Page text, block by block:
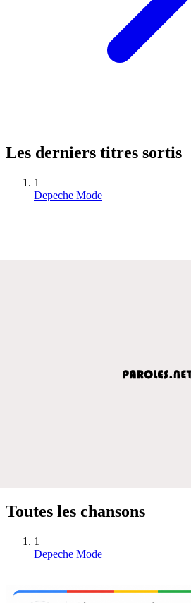
Les derniers titres sortis
1
Depeche Mode
Toutes les chansons
1
Depeche Mode